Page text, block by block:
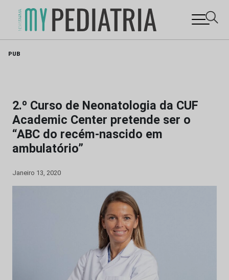
PUB
2.º Curso de Neonatologia da CUF
Academic Center pretende ser o
“ABC do recém-nascido em
ambulatório”
Janeiro 13, 2020